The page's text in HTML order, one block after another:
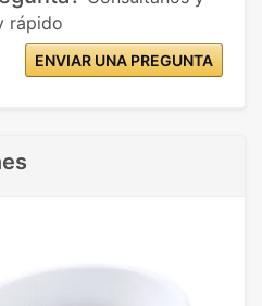
rápido
ENVIAR UNA PREGUNTA